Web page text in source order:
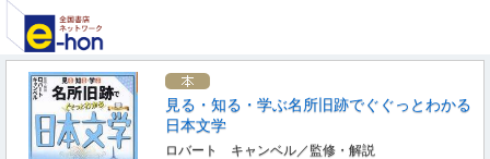
見る・知る・学ぶ名所旧跡でぐぐっとわかる
日本文学
ロバート キャンベル／監修・解説